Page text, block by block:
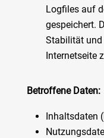
Logfiles auf
gespeichert.
Stabilität und
Internetseite
Betroffene Daten:
Inhaltsdaten